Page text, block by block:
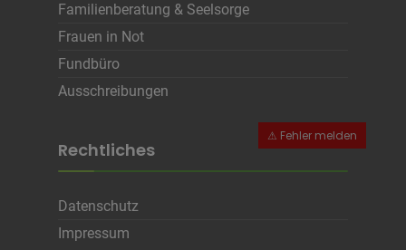
Familienberatung & Seelsorge
Frauen in Not
Fundbüro
Ausschreibungen
Rechtliches
Datenschutz
Impressum